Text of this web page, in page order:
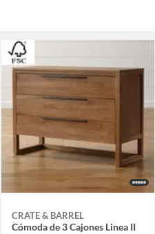
CRATE & BARREL
Cómoda de 3 Cajones Linea II